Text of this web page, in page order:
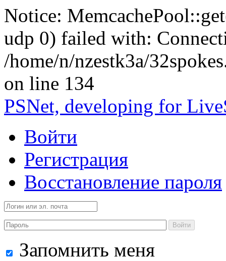
Notice:
udp 0) failed with:
/home/n/nzestk3a/
on line 134
PSNet, developing for
Войти
Регистрация
Восстановление пароля
Войти
Запомнить меня